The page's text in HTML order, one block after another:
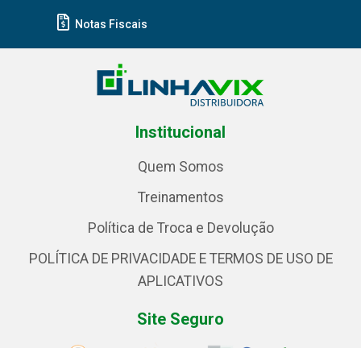
Notas Fiscais
Institucional
Quem Somos
Treinamentos
Política de Troca e Devolução
POLÍTICA DE PRIVACIDADE E TERMOS DE USO DE
APLICATIVOS
Site Seguro